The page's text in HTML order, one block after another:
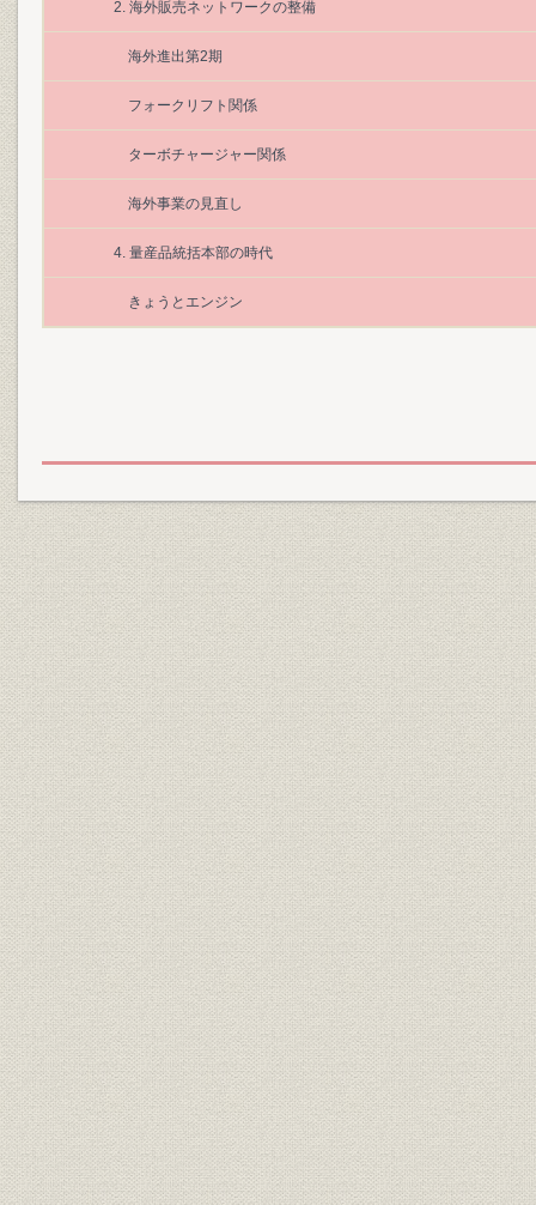
2. 海外販売ネットワークの整備
海外進出第2期
フォークリフト関係
ターボチャージャー関係
海外事業の見直し
4. 量産品統括本部の時代
きょうとエンジン